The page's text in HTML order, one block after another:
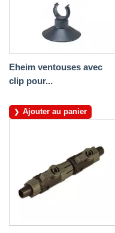
Eheim ventouses avec
clip pour...
Ajouter au panier